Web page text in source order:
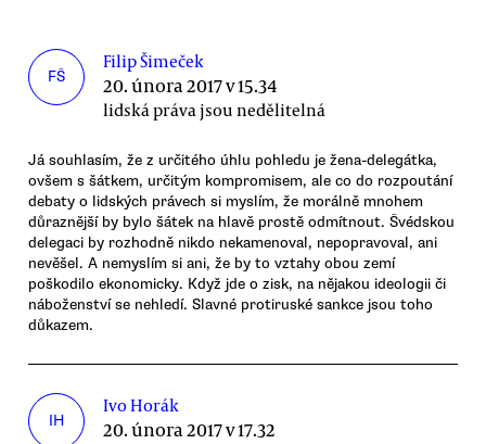
FŠ
Filip Šimeček
20. února 2017 v 15.34
lidská práva jsou nedělitelná
Já souhlasím, že z určitého úhlu pohledu je žena-delegátka,
ovšem s šátkem, určitým kompromisem, ale co do rozpoutání
debaty o lidských právech si myslím, že morálně mnohem
důraznější by bylo šátek na hlavě prostě odmítnout. Švédskou
delegaci by rozhodně nikdo nekamenoval, nepopravoval, ani
nevěšel. A nemyslím si ani, že by to vztahy obou zemí
poškodilo ekonomicky. Když jde o zisk, na nějakou ideologii či
náboženství se nehledí. Slavné protiruské sankce jsou toho
důkazem.
IH
Ivo Horák
20. února 2017 v 17.32